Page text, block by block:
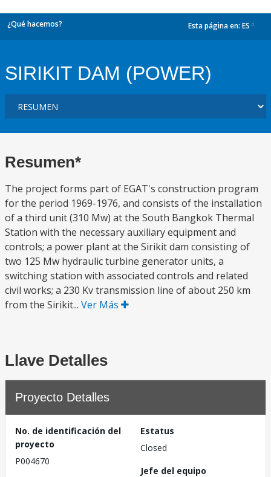
¿Qué hacemos? Esta página en: ES
SIRIKIT DAM (POWER)
Resumen*
The project forms part of EGAT's construction program
for the period 1969-1976, and consists of the installation
of a third unit (310 Mw) at the South Bangkok Thermal
Station with the necessary auxiliary equipment and
controls; a power plant at the Sirikit dam consisting of
two 125 Mw hydraulic turbine generator units, a
switching station with associated controls and related
civil works; a 230 Kv transmission line of about 250 km
from the Sirikit... Ver Más
Llave Detalles
Proyecto Detalles
No. de identificación del
proyecto
P004670
Estatus
Closed
Jefe del equipo